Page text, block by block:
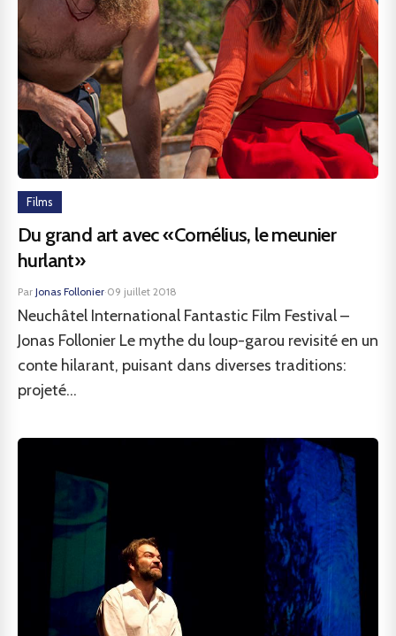
Films
Du grand art avec «Cornélius, le meunier
hurlant»
Par Jonas Follonier·09 juillet 2018
Neuchâtel International Fantastic Film Festival –
Jonas Follonier Le mythe du loup-garou revisité en un
conte hilarant, puisant dans diverses traditions:
projeté...